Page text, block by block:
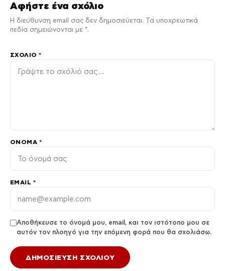
Αφήστε ένα σχόλιο
Η διεύθυνση email σας δεν δημοσιεύεται. Τα υποχρεωτικά
πεδία σημειώνονται με *.
ΣΧΌΛΙΟ*
ΌΝΟΜΑ *
EMAIL *
Αποθήκευσε το όνομά μου, email, και τον ιστότοπο μου σε
αυτόν τον πλοηγό για την επόμενη φορά που θα σχολιάσω.